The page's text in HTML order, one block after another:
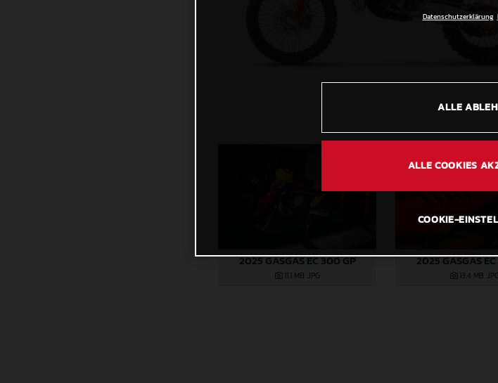
2025 GASGAS EC 300 GP
11,1 MB .JPG
2025 GASGAS
13,4 MB .JPG
Datenschutzerklärung
ALLE
ALLE COOKIES
COOKIE-